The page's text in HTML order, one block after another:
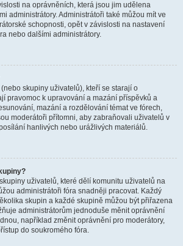
na oprávněních, která jsou jim udělena
administrátory. Administrátoři také můžou mít ve
schopnosti, opět v závislosti na nastavení
nebo dalšími administrátory.
skupiny uživatelů), kteří se starají o
pravomoc k upravování a mazání příspěvků a
mazání a rozdělování témat ve fórech,
moderátoři přítomni, aby zabraňovali uživatelů v
hanlivých nebo urážlivých materiálů.
uživatelů, které dělí komunitu uživatelů na
administrátoři fóra snadněji pracovat. Každý
skupin a každé skupině můžou být přiřazena
administrátorům jednoduše měnit oprávnění
například změnit oprávnění pro moderátory,
do soukromého fóra.